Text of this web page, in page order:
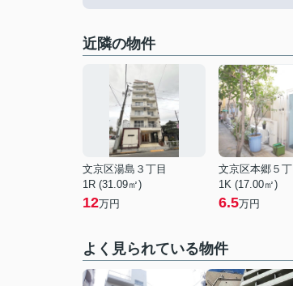
近隣の物件
文京区湯島３丁目
1R (31.09㎡)
12万円
文京区本郷５丁
1K (17.00㎡)
6.5万円
よく見られている物件